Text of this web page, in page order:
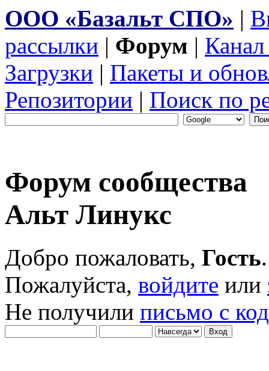
ООО «Базальт СПО» |
рассылки | Форум |
Загрузки | Пакеты и
Репозитории | Поиск по
Форум сообщества
Альт Линукс
Добро пожаловать, Гость.
Пожалуйста, войдите или
Не получили письмо с